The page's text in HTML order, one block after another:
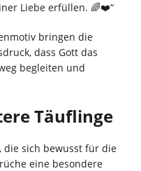
Liebe erfüllen. 🌈❤️“
bringen die
dass Gott das
begleiten und
Täuflinge
die sich bewusst für die
eine besondere